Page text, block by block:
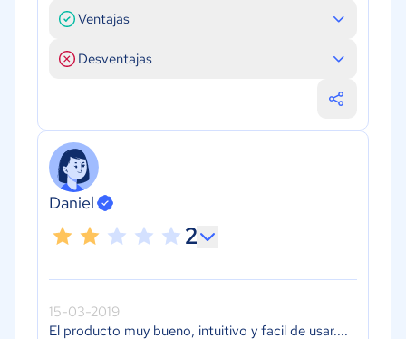
Ventajas
Desventajas
Daniel
2
15-03-2019
El producto muy bueno, intuitivo y facil de usar....